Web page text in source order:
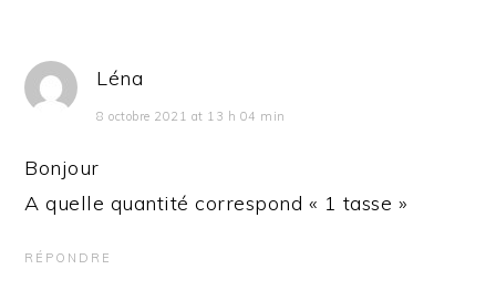
Léna
8 octobre 2021 at 13 h 04 min
Bonjour
A quelle quantité correspond « 1 tasse »
RÉPONDRE